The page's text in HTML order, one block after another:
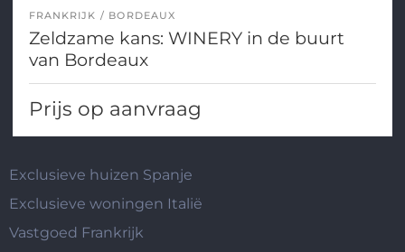
FRANKRIJK BORDEAUX
Zeldzame kans: WINERY in de buurt
van Bordeaux
Prijs op aanvraag
Exclusieve huizen Spanje
Exclusieve woningen Italië
Vastgoed Frankrijk